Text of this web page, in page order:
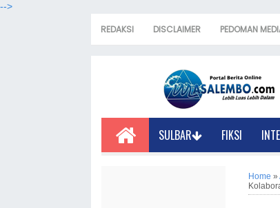
-->
REDAKSI DISCLAIMER PEDOMAN
SULBAR FIKSI
Home »